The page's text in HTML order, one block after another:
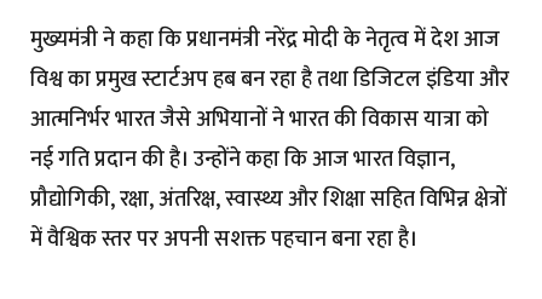
मुख्यमंत्री ने कहा कि प्रधानमंत्री नरेंद्र मोदी के नेतृत्व में देश आज
विश्व का प्रमुख स्टार्टअप हब बन रहा है तथा डिजिटल इंडिया और
आत्मनिर्भर भारत जैसे अभियानों ने भारत की विकास यात्रा को
नई गति प्रदान की है। उन्होंने कहा कि आज भारत विज्ञान,
प्रौद्योगिकी, रक्षा, अंतरिक्ष, स्वास्थ्य और शिक्षा सहित विभिन्न क्षेत्रों
में वैश्विक स्तर पर अपनी सशक्त पहचान बना रहा है।